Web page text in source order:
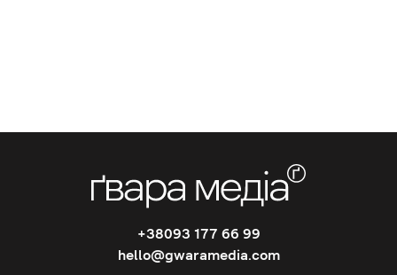
+38093 177 66 99
hello@gwaramedia.com